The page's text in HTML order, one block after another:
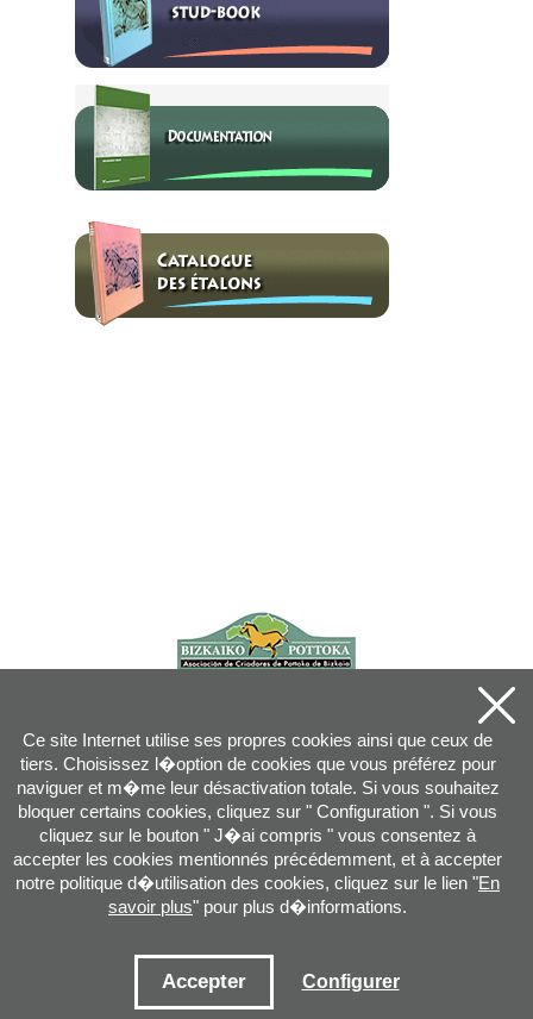
info@pottoka.info
Conditions d'Utilisation-Politique de Privacité-Politique des Cookies
Ce site Internet utilise ses propres cookies ainsi que ceux de
tiers. Choisissez l�option de cookies que vous préférez pour
naviguer et m�me leur désactivation totale. Si vous souhaitez
bloquer certains cookies, cliquez sur " Configuration ". Si vous
cliquez sur le bouton " J�ai compris " vous consentez à
accepter les cookies mentionnés précédemment, et à accepter
notre politique d�utilisation des cookies, cliquez sur le lien "En
savoir plus" pour plus d�informations.
Accepter Configurer